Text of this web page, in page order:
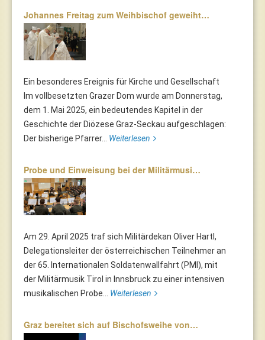
Johannes Freitag zum Weihbischof geweiht…
Ein besonderes Ereignis für Kirche und Gesellschaft
Im vollbesetzten Grazer Dom wurde am Donnerstag,
dem 1. Mai 2025, ein bedeutendes Kapitel in der
Geschichte der Diözese Graz-Seckau aufgeschlagen:
Der bisherige Pfarrer... Weiterlesen
Probe und Einweisung bei der Militärmusi…
Am 29. April 2025 traf sich Militärdekan Oliver Hartl,
Delegationsleiter der österreichischen Teilnehmer an
der 65. Internationalen Soldatenwallfahrt (PMI), mit
der Militärmusik Tirol in Innsbruck zu einer intensiven
musikalischen Probe... Weiterlesen
Graz bereitet sich auf Bischofsweihe von…